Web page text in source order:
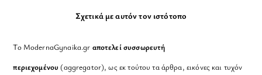
Σχετικά με αυτόν τον ιστότοπο
Το ModernaGynaika.gr αποτελεί συσσωρευτή
περιεχομένου (aggregator), ως εκ τούτου τα άρθρα, εικόνες και τυχόν